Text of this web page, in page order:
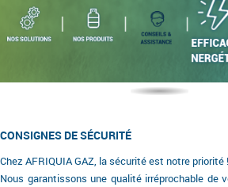
CONSIGNES DE SÉCURITÉ
Chez AFRIQUIA GAZ, la sécurité est notre priorité !
Nous garantissons une qualité irréprochable de